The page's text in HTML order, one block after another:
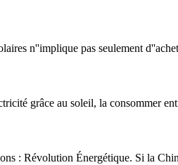
n''implique pas seulement
grâce au soleil, la consommer
: Révolution Énergétique. Si la